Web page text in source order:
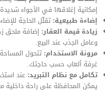
إمكانية إغلاقها في الأجواء شديدة
إضاءة طبيعية: تقلّل الحاجة
زيادة قيمة العقار: إضافة ملحق
وعامل الجذب عند البيع.
مرونة الاستخدام: تتحول
غرفة ألعاب حسب حاجتك.
تكامل مع نظام التبريد: عند
يمكن المحافظة على راحة